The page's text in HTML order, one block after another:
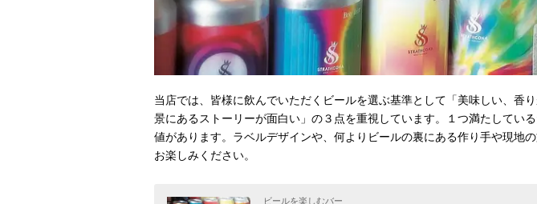
当店では、皆様に飲んでいただくビールを選ぶ基準として「美味しい、香
景にあるストーリーが面白い」の３点を重視しています。１つ満たしてい
値があります。ラベルデザインや、何よりビールの裏にある作り手や現地
お楽しみください。
ビールを楽しむバー